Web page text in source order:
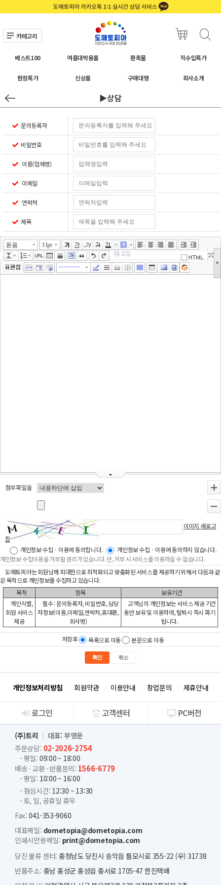
카테고리
베스트100 여름대박용품 판촉물 직수입특가
한정특가 신상품 구매대행 회사소개
▶상담
문의등록자
비밀번호
이름(업체명)
이메일
연락처
제목
돋움 11pt
첨부파일을
이미지 새로고
침
개인정보 수집ㆍ이용에 동의합니다.
개인정보 수집ㆍ이용에 동의하지 않습니다.
개인정보 수집이용을 거부할 권리가 있습니다. 단, 거부 시 서비스를 이용하실 수 없습니다.
도매토피아는 회원님께 최대한으로 최적화되고 맞춤화된 서비스를 제공하기 위해서 다음과 같
은 목적으로 개인정보를 수집하고 있습니다.
목적
항목
보유기간
개인식별,
회원 서비스
제공
필수 : 문의등록자, 비밀번호, 담당
자정보(이름,이메일,연락처,휴대폰,
회사명)
고객님의 개인정보는 서비스 제공 기간
동안 보유 및 이용하여, 탈퇴시 즉시 파기
됩니다.
저장후 목록으로 이동 본문으로 이동
확인 취소
개인정보처리방침 회원약관 이용안내 창업문의 제휴안내
회사소개
로그인 고객센터 PC버전
(주)트리
대표: 부영운
주문상담: 02-2026-2754
- 평일: 09:00 ~ 18:00
배송 · 교환 · 반품문의: 1566-6779
- 평일: 10:00 ~ 16:00
- 점심시간: 12:30 ~ 13:30
- 토, 일, 공휴일 휴무
Fax: 041-353-9060
대표메일: dometopia@dometopia.com
인쇄시안용메일: print@dometopia.com
당진 물류 센터: 충청남도 당진시 송악읍 틀모시로 355-22 (우) 31738
반품주소: 충남 홍성군 홍성읍 충서로 1705-47 한진택배